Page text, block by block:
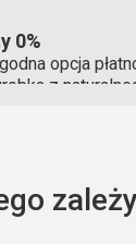
0%
opcja
z